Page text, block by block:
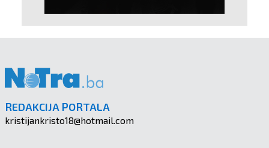
REDAKCIJA PORTALA
kristijankristo18@hotmail.com